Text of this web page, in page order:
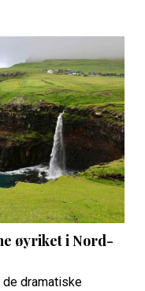
øyriket i Nord-
de dramatiske